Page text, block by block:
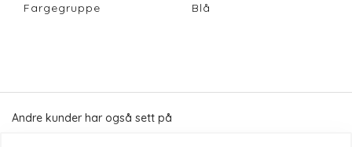
Fargegruppe
Blå
Andre kunder har også sett på